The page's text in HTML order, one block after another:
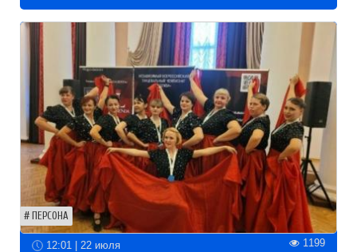
ПЕРСОНА
12:01 | 22 июля 1199